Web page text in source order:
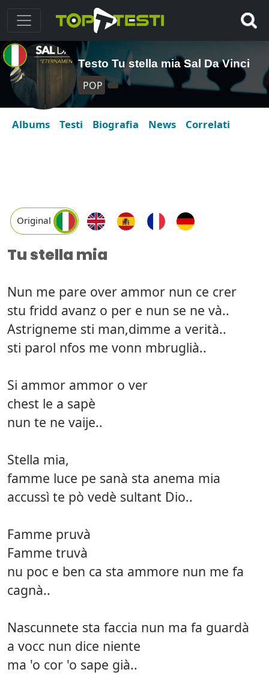
Testo Tu stella mia Sal Da Vinci
POP
Albums Testi Biografia News Correlati
Original
Tu stella mia
Nun me pare over ammor nun ce crer
stu fridd avanz o per e nun se ne và..
Astrigneme sti man,dimme a verità..
sti parol nfos me vonn mbruglià..
Si ammor ammor o ver
chest le a sapè
nun te ne vaije..
Stella mia,
famme luce pe sanà sta anema mia
accussì te pò vedè sultant Dio..
Famme pruvà
Famme truvà
nu poc e ben ca sta ammore nun me fa
cagnà..
Nascunnete sta faccia nun ma fa guardà
a vocc nun dice niente
ma 'o cor 'o sape già..